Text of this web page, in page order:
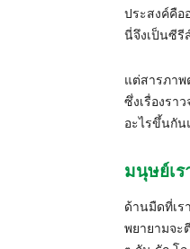
ประสงค์คือ
นี่จึงเป็นซีรี
แต่สารภาพ
ซึ่งเรื่องรา
อะไรขึ้นกัน
มนุษย์เร
ด้านมืดที่เร
พยายามจะ